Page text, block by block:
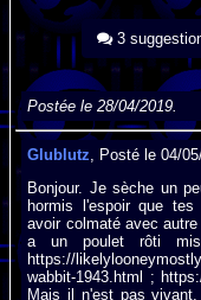
3
Postée le 28/04/2019.
Glublutz , Posté le 04/
Bonjour. Je sèche un
hormis l'espoir que
avoir colmaté avec
a un poulet rôti
https://
wabbit-1943.html ;
Mais il n'est pas